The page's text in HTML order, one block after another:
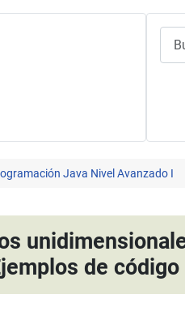
Java Nivel Avanzado I
de código